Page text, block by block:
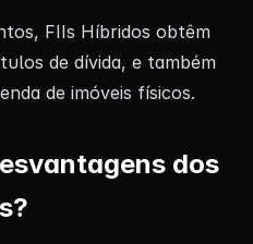
FIIs Híbridos obtêm
de dívida, e também
de imóveis físicos.
dos